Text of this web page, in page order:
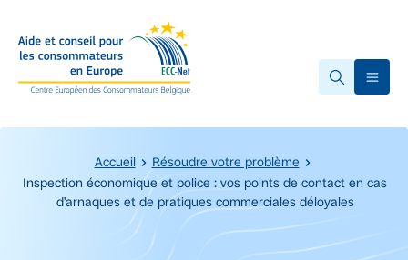
Accueil
Résoudre votre problème
Inspection économique et police : vos points de contact en cas
d’arnaques et de pratiques commerciales déloyales
Début du contenu principal.